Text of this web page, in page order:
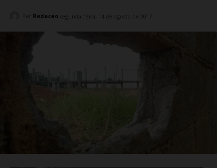
Por Redacao segunda-feira, 14 de agosto de 2017